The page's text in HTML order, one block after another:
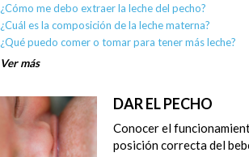
¿Cómo me debo extraer la leche del pecho?
¿Cuál es la composición de la leche materna?
¿Qué puedo comer o tomar para tener más leche?
Ver más
DAR EL PECHO
Conocer el
posición correcta del